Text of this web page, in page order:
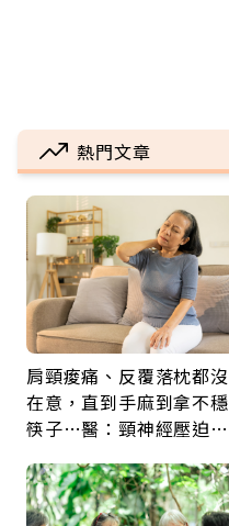
熱門文章
肩頸痠痛、反覆落枕都沒
在意，直到手麻到拿不穩
筷子…醫：頸神經壓迫上
鍵